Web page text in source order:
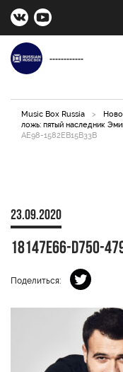
------------
Music Box Russia >
ложь: пятый наследник
AE98-1582EB15B33B
23.09.2020
18147E66-D750-
Поделиться: